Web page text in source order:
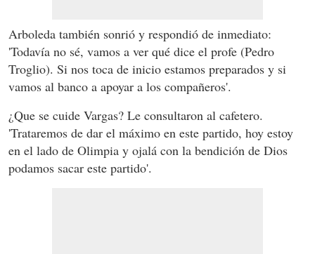
Arboleda también sonrió y respondió de inmediato:
'Todavía no sé, vamos a ver qué dice el profe (Pedro
Troglio). Si nos toca de inicio estamos preparados y si
vamos al banco a apoyar a los compañeros'.
¿Que se cuide Vargas? Le consultaron al cafetero.
'Trataremos de dar el máximo en este partido, hoy estoy
en el lado de Olimpia y ojalá con la bendición de Dios
podamos sacar este partido'.